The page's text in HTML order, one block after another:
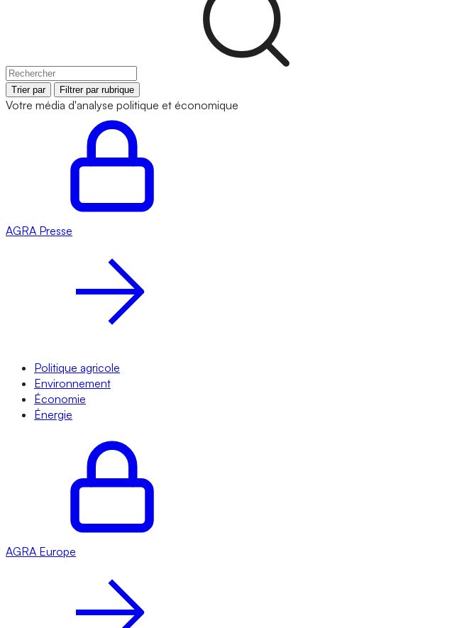
Trier par Filtrer par rubrique
Votre média d'analyse politique et économique
AGRA Presse
Politique agricole
Environnement
Économie
Énergie
AGRA Europe